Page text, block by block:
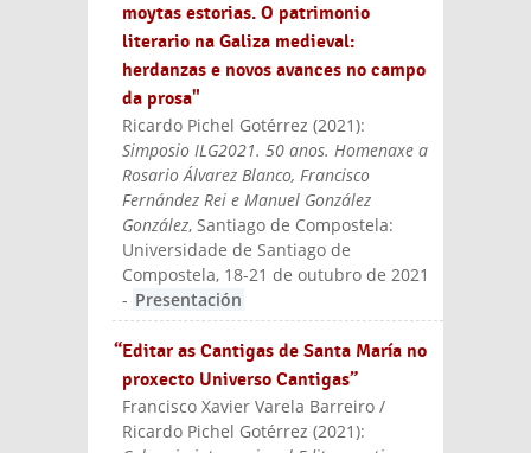
moytas estorias. O patrimonio
literario na Galiza medieval:
herdanzas e novos avances no campo
da prosa"
Ricardo Pichel Gotérrez (2021):
Simposio ILG2021. 50 anos. Homenaxe a
Rosario Álvarez Blanco, Francisco
Fernández Rei e Manuel González
González, Santiago de Compostela:
Universidade de Santiago de
Compostela, 18-21 de outubro de 2021
- Presentación
“Editar as Cantigas de Santa María no
proxecto Universo Cantigas”
Francisco Xavier Varela Barreiro /
Ricardo Pichel Gotérrez (2021):